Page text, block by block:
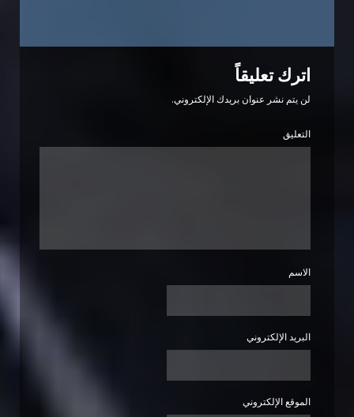
اترك تعليقاً
لن يتم نشر عنوان بريدك الإلكتروني.
التعليق
الاسم
البريد الإلكتروني
الموقع الإلكتروني